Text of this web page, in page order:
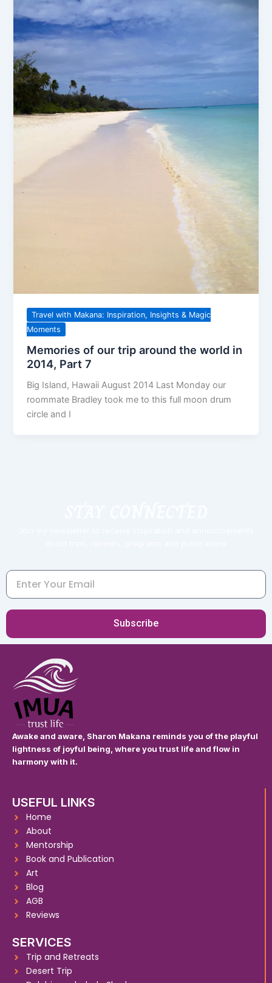
Travel with Makana: Inspiration, Insights & Magic
Moments
Memories of our trip around the world in
2014, Part 7
Big Island, Hawaii August 2014 Last Monday our
roommate Bradley took me to this full moon drum
circle and I
Email
Subscribe
Awake and aware, Sharon Makana reminds you of the playful
lightness of joyful being, where you trust life and flow in
harmony with it.
USEFUL LINKS
Home
About
Mentorship
Book and Publication
Art
Blog
AGB
Reviews
SERVICES
Trip and Retreats
Desert Trip